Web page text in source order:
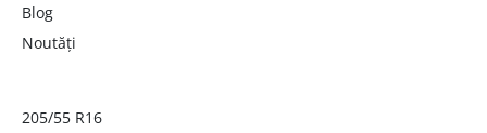
Blog
Noutăți
205/55 R16